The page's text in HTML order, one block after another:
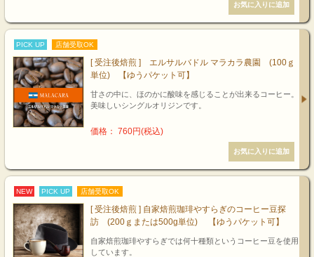
PICK UP 店舗受取OK
[ 受注後焙煎 ] エルサルバドル マラカラ農園 (100ｇ
単位) 【ゆうパケット可】
甘さの中に、ほのかに酸味を感じることが出来るコーヒー。
美味しいシングルオリジンです。
価格： 760円(税込)
NEW PICK UP 店舗受取OK
[ 受注後焙煎 ] 自家焙煎珈琲やすらぎのコーヒー豆探
訪 (200ｇまたは500g単位) 【ゆうパケット可】
自家焙煎珈琲やすらぎでは何十種類というコーヒー豆を使用
しています。